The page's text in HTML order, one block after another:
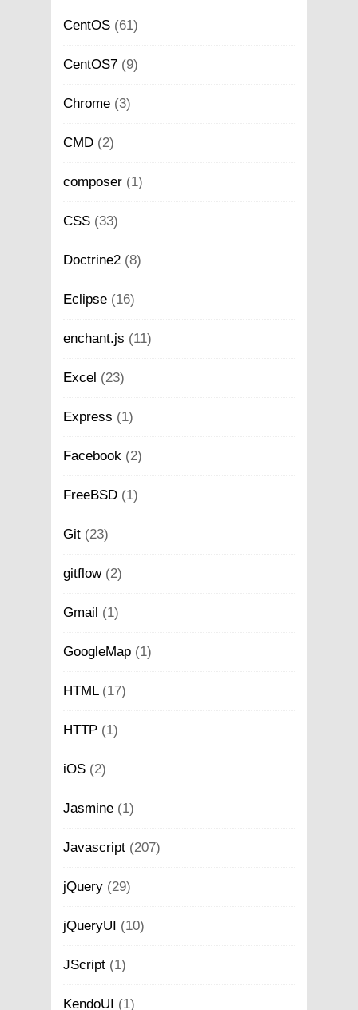
CentOS (61)
CentOS7 (9)
Chrome (3)
CMD (2)
composer (1)
CSS (33)
Doctrine2 (8)
Eclipse (16)
enchant.js (11)
Excel (23)
Express (1)
Facebook (2)
FreeBSD (1)
Git (23)
gitflow(2)
Gmail (1)
GoogleMap (1)
HTML(17)
HTTP (1)
iOS (2)
Jasmine (1)
Javascript (207)
jQuery (29)
jQueryUI (10)
JScript (1)
KendoUI (1)